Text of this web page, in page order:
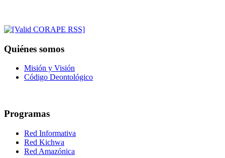
Quiénes somos
Misión y Visión
Código Deontológico
Programas
Red Informativa
Red Kichwa
Red Amazónica